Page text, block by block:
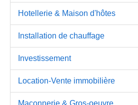
Hotellerie & Maison d'hôtes
Installation de chauffage
Investissement
Location-Vente immobilière